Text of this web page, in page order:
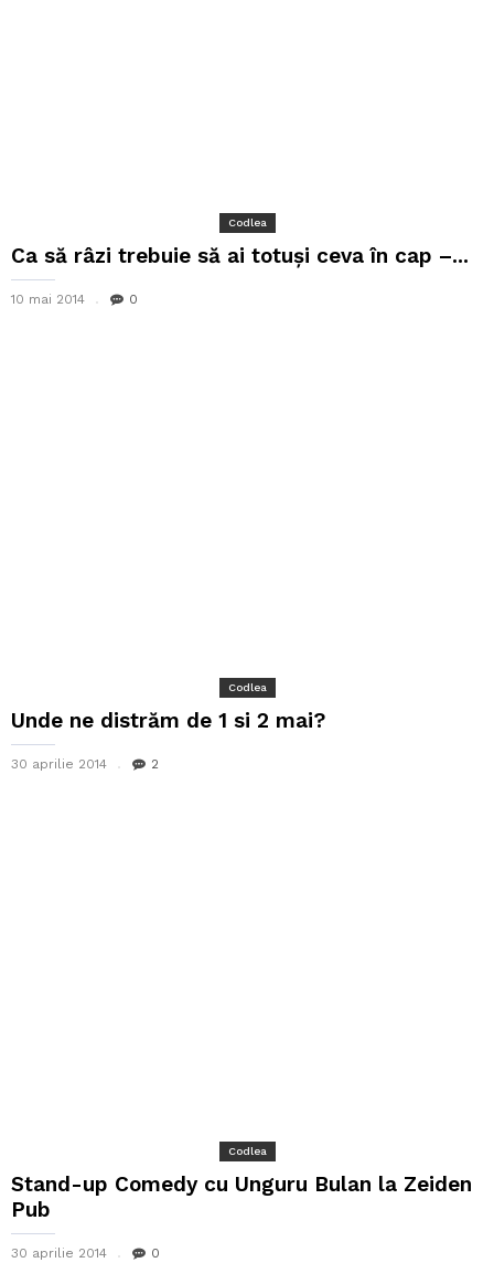
Codlea
Ca să râzi trebuie să ai totuși ceva în cap –...
10 mai 2014 0
Codlea
Unde ne distrăm de 1 si 2 mai?
30 aprilie 2014 2
Codlea
Stand-up Comedy cu Unguru Bulan la Zeiden
Pub
30 aprilie 2014 0